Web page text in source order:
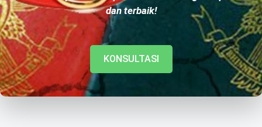
dan terbaik!
KONSULTASI